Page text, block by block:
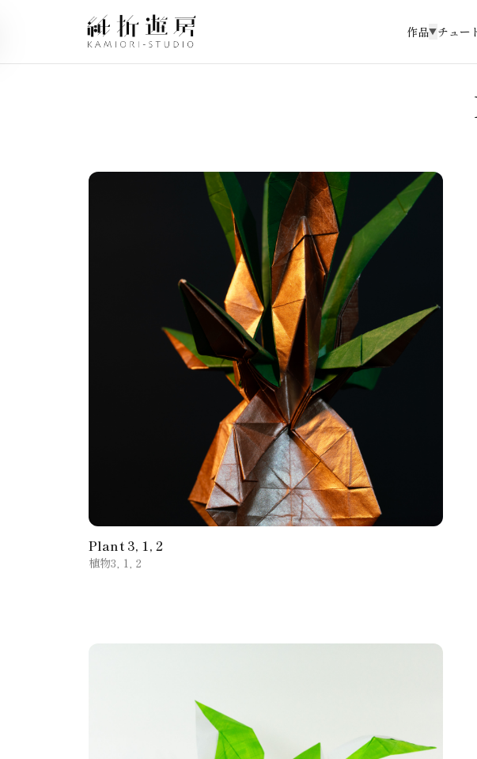
作品▼チュー
Plant 3, 1, 2
植物3, 1, 2